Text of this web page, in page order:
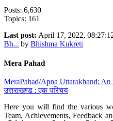
Posts: 6,630
Topics: 161
Last post: April 17, 2022,
Bh... by Bhishma Kukreti
Mera Pahad
MeraPahad/Apna Uttarakhand: An
उत्तराखण्ड : एक परिचय
Here you will find the various
Team, Achievements, Feedback